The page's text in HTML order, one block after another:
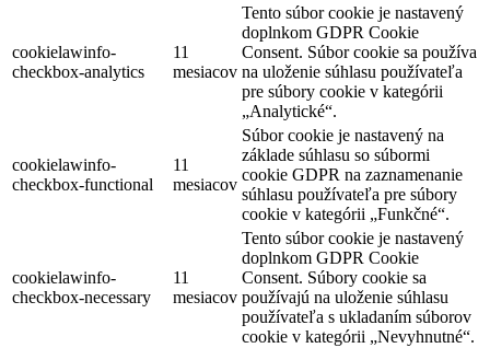
cookielawinfo-
checkbox-analytics
11
mesiacov
Tento súbor cookie je nastavený
doplnkom GDPR Cookie
Consent. Súbor cookie sa používa
na uloženie súhlasu používateľa
pre súbory cookie v kategórii
„Analytické“.
cookielawinfo-
checkbox-functional
11
mesiacov
Súbor cookie je nastavený na
základe súhlasu so súbormi
cookie GDPR na zaznamenanie
súhlasu používateľa pre súbory
cookie v kategórii „Funkčné“.
cookielawinfo-
checkbox-necessary
11
mesiacov
Tento súbor cookie je nastavený
doplnkom GDPR Cookie
Consent. Súbory cookie sa
používajú na uloženie súhlasu
používateľa s ukladaním súborov
cookie v kategórii „Nevyhnutné“.